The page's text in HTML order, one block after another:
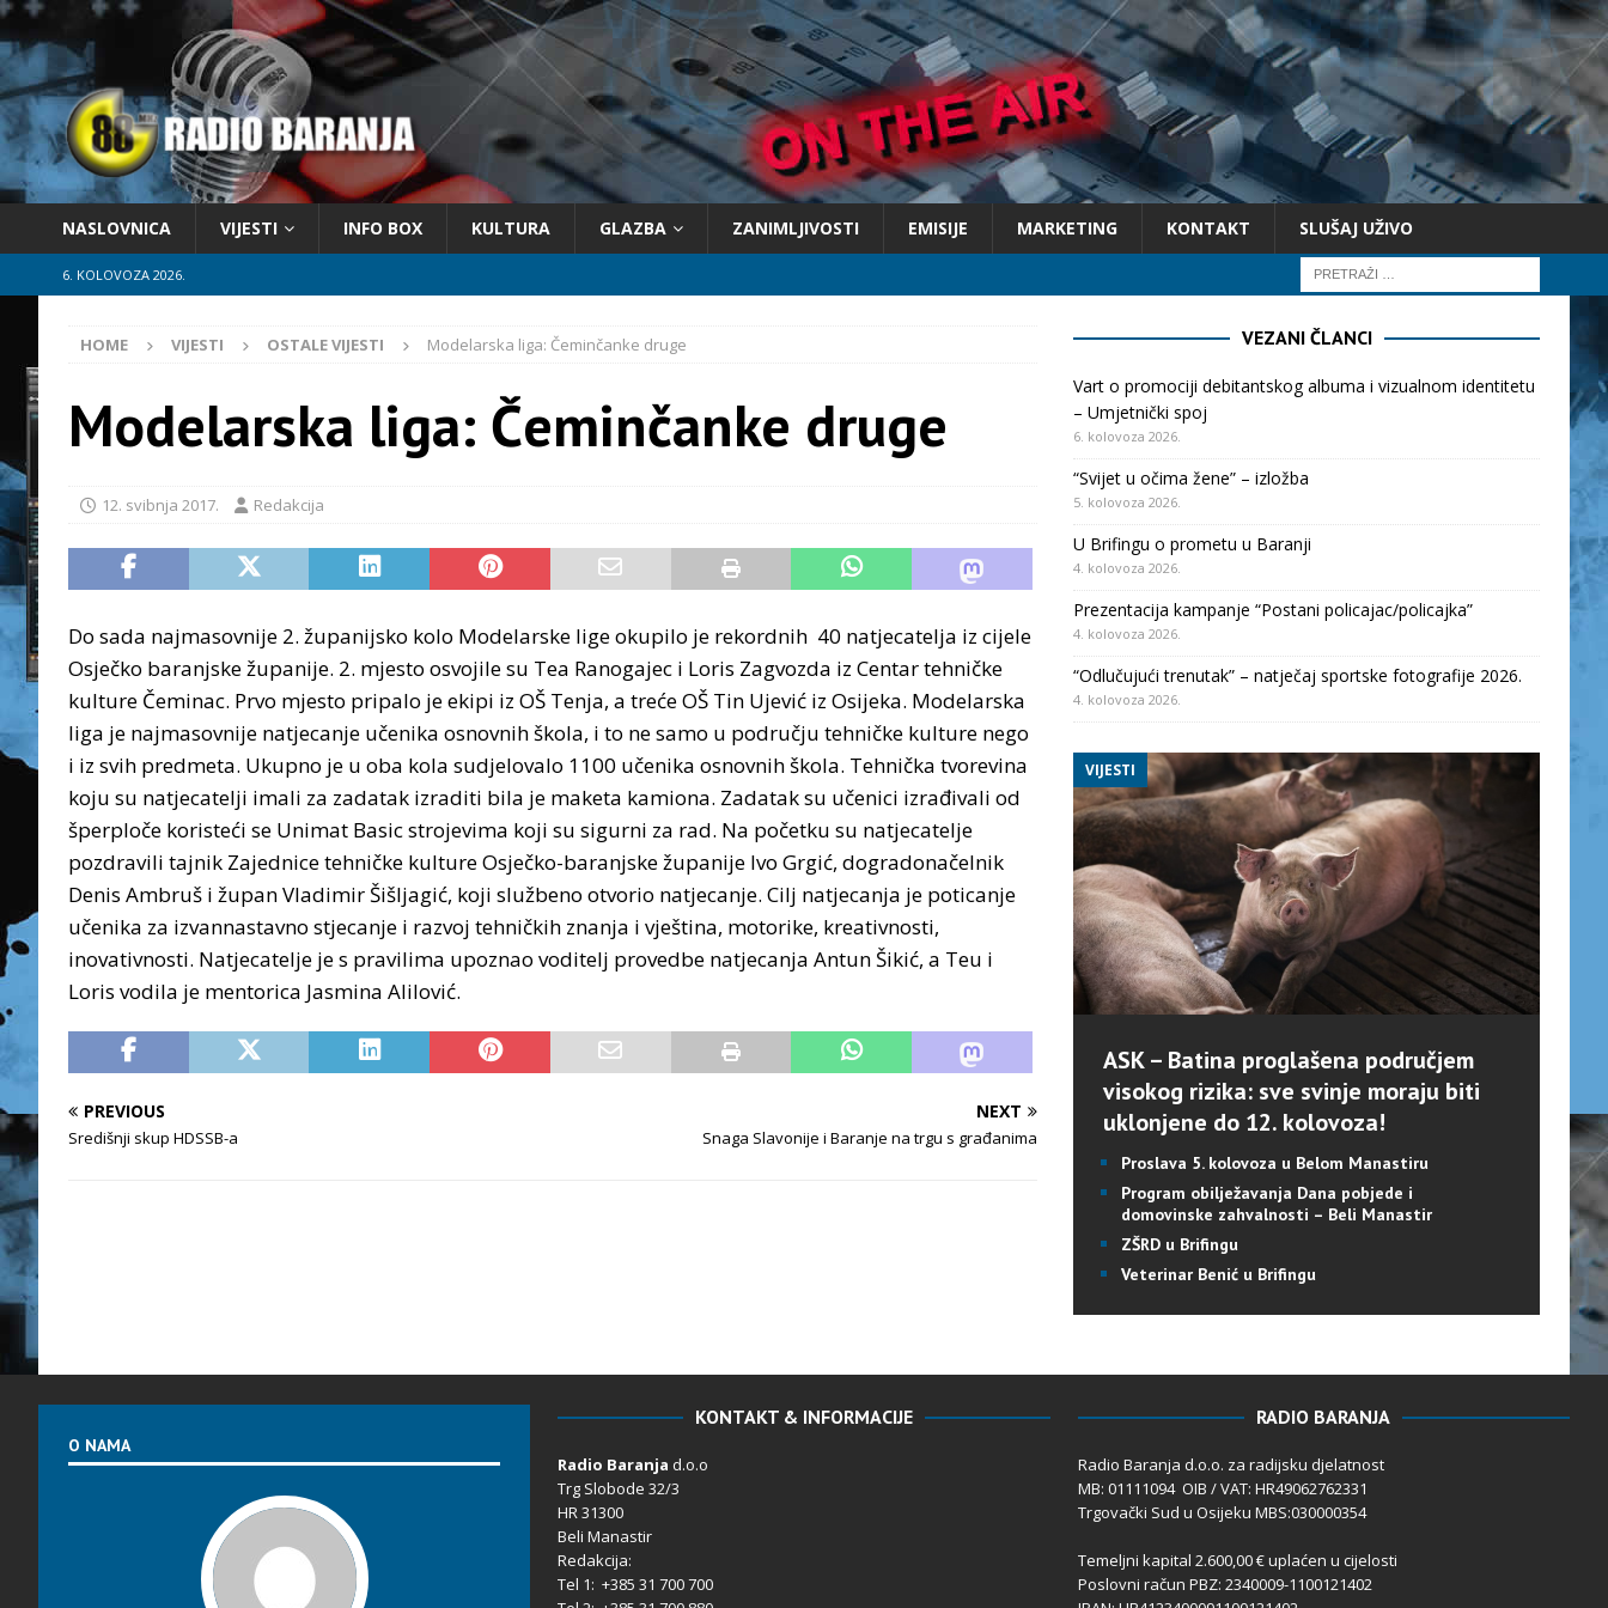
NASLOVNICA VIJESTI INFO BOX KULTURA GLAZBA ZANIMLJIVOSTI EMISIJE MARKETING KONTAKT SLUŠAJ UŽIVO
6. KOLOVOZA 2026.
HOME VIJESTI OSTALE VIJESTI Modelarska liga: Čeminčanke druge
Modelarska liga: Čeminčanke druge
12. svibnja 2017. Redakcija
Do sada najmasovnije 2. županijsko kolo Modelarske lige okupilo je rekordnih 40 natjecatelja iz cijele
Osječko baranjske županije. 2. mjesto osvojile su Tea Ranogajec i Loris Zagvozda iz Centar tehničke
kulture Čeminac. Prvo mjesto pripalo je ekipi iz OŠ Tenja, a treće OŠ Tin Ujević iz Osijeka. Modelarska
liga je najmasovnije natjecanje učenika osnovnih škola, i to ne samo u području tehničke kulture nego
i iz svih predmeta. Ukupno je u oba kola sudjelovalo 1100 učenika osnovnih škola. Tehnička tvorevina
koju su natjecatelji imali za zadatak izraditi bila je maketa kamiona. Zadatak su učenici izrađivali od
šperploče koristeći se Unimat Basic strojevima koji su sigurni za rad. Na početku su natjecatelje
pozdravili tajnik Zajednice tehničke kulture Osječko-baranjske županije Ivo Grgić, dogradonačelnik
Denis Ambruš i župan Vladimir Šišljagić, koji službeno otvorio natjecanje. Cilj natjecanja je poticanje
učenika za izvannastavno stjecanje i razvoj tehničkih znanja i vještina, motorike, kreativnosti,
inovativnosti. Natjecatelje je s pravilima upoznao voditelj provedbe natjecanja Antun Šikić, a Teu i
Loris vodila je mentorica Jasmina Alilović.
PREVIOUS
Središnji skup HDSSB-a
NEXT
Snaga Slavonije i Baranje na trgu s građanima
VEZANI ČLANCI
Vart o promociji debitantskog albuma i vizualnom identitetu
– Umjetnički spoj
6. kolovoza 2026.
“Svijet u očima žene” – izložba
5. kolovoza 2026.
U Brifingu o prometu u Baranji
4. kolovoza 2026.
Prezentacija kampanje “Postani policajac/policajka”
4. kolovoza 2026.
“Odlučujući trenutak” – natječaj sportske fotografije 2026.
4. kolovoza 2026.
VIJESTI
ASK – Batina proglašena područjem
visokog rizika: sve svinje moraju biti
uklonjene do 12. kolovoza!
Proslava 5. kolovoza u Belom Manastiru
Program obilježavanja Dana pobjede i
domovinske zahvalnosti – Beli Manastir
ZŠRD u Brifingu
Veterinar Benić u Brifingu
O NAMA
KONTAKT & INFORMACIJE
Radio Baranja d.o.o
Trg Slobode 32/3
HR 31300
Beli Manastir
Redakcija:
Tel 1: +385 31 700 700
RADIO BARANJA
Radio Baranja d.o.o. za radijsku djelatnost
MB: 01111094 OIB / VAT: HR49062762331
Trgovački Sud u Osijeku MBS:030000354
Temeljni kapital 2.600,00 € uplaćen u cijelosti
Poslovni račun PBZ: 2340009-1100121402